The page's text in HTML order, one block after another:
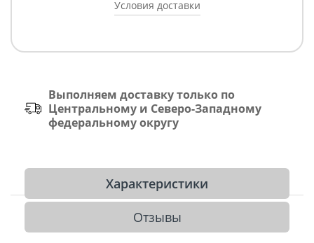
Условия доставки
Выполняем доставку только по
Центральному и Северо-Западному
федеральному округу
Характеристики
Отзывы